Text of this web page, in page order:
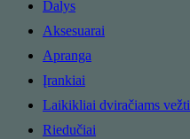
Dalys
Aksesuarai
Apranga
Įrankiai
Laikikliai dviračiams vežti
Riedučiai